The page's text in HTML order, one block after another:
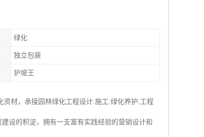
绿化
独立包装
护坡王
材，承接园林绿化工程设计.施工.绿化养护.工程
设的积淀，拥有一支富有实践经验的营销设计和